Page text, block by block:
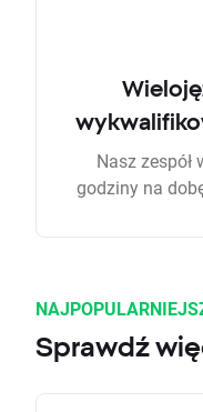
Nasz
godziny na
Sprawdź